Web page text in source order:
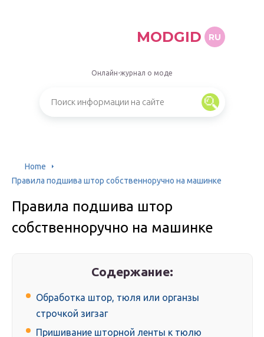
MODGID RU
Онлайн-журнал о моде
Home
Правила подшива штор собственноручно на машинке
Правила подшива штор
собственноручно на машинке
Содержание:
Обработка штор, тюля или органзы
строчкой зигзаг
Пришивание шторной ленты к тюлю